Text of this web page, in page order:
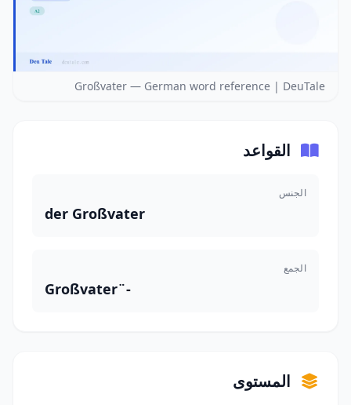
Großvater — German word reference | DeuTale
القواعد
الجنس
der Großvater
الجمع
Großvater¨-
المستوى